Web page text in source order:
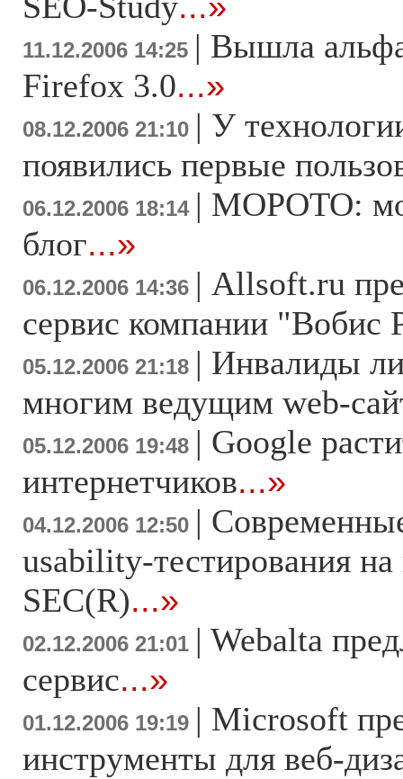
11.12.2006 14:25 | Вышла
Firefox 3.0...»
08.12.2006 21:10 | У
появились первые
06.12.2006 18:14 | MOPOTO:
блог...»
06.12.2006 14:36 | Allsoft.ru
сервис компании "Вобис
05.12.2006 21:18 | Инвалиды
многим ведущим web-
05.12.2006 19:48 | Google
интернетчиков...»
04.12.2006 12:50 |
usability-тестирования
SEC(R)...»
02.12.2006 21:01 | Webalta
сервис...»
01.12.2006 19:19 | Microsoft
инструменты для веб-